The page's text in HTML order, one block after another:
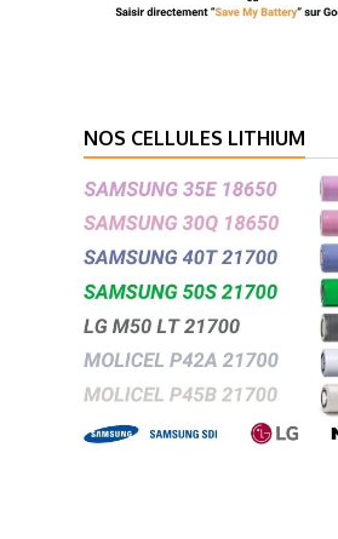
NOS CELLULES LITHIUM